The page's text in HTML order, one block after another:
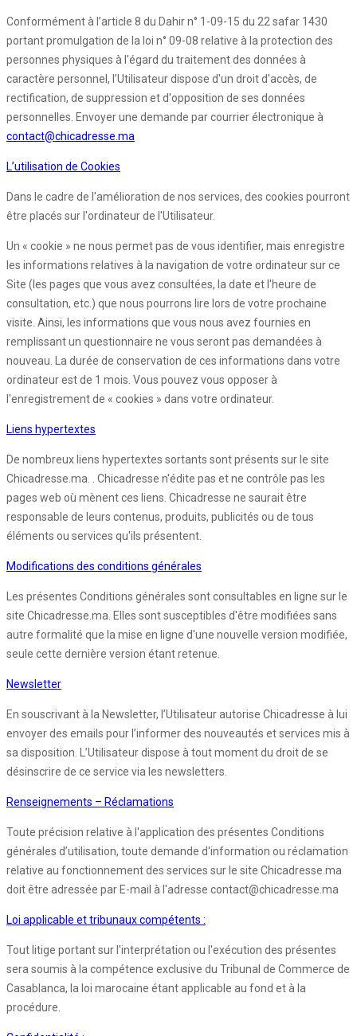
Conformément à l’article 8 du Dahir n° 1-09-15 du 22 safar 1430
portant promulgation de la loi n° 09-08 relative à la protection des
personnes physiques à l'égard du traitement des données à
caractère personnel, l’Utilisateur dispose d'un droit d'accès, de
rectification, de suppression et d'opposition de ses données
personnelles. Envoyer une demande par courrier électronique à
contact@chicadresse.ma
L’utilisation de Cookies
Dans le cadre de l'amélioration de nos services, des cookies pourront
être placés sur l'ordinateur de l'Utilisateur.
Un « cookie » ne nous permet pas de vous identifier, mais enregistre
les informations relatives à la navigation de votre ordinateur sur ce
Site (les pages que vous avez consultées, la date et l'heure de
consultation, etc.) que nous pourrons lire lors de votre prochaine
visite. Ainsi, les informations que vous nous avez fournies en
remplissant un questionnaire ne vous seront pas demandées à
nouveau. La durée de conservation de ces informations dans votre
ordinateur est de 1 mois. Vous pouvez vous opposer à
l'enregistrement de « cookies » dans votre ordinateur.
Liens hypertextes
De nombreux liens hypertextes sortants sont présents sur le site
Chicadresse.ma. . Chicadresse n'édite pas et ne contrôle pas les
pages web où mènent ces liens. Chicadresse ne saurait être
responsable de leurs contenus, produits, publicités ou de tous
éléments ou services qu'ils présentent.
Modifications des conditions générales
Les présentes Conditions générales sont consultables en ligne sur le
site Chicadresse.ma. Elles sont susceptibles d'être modifiées sans
autre formalité que la mise en ligne d'une nouvelle version modifiée,
seule cette dernière version étant retenue.
Newsletter
En souscrivant à la Newsletter, l’Utilisateur autorise Chicadresse à lui
envoyer des emails pour l’informer des nouveautés et services mis à
sa disposition. L’Utilisateur dispose à tout moment du droit de se
désinscrire de ce service via les newsletters.
Renseignements – Réclamations
Toute précision relative à l'application des présentes Conditions
générales d’utilisation, toute demande d'information ou réclamation
relative au fonctionnement des services sur le site Chicadresse.ma
doit être adressée par E-mail à l'adresse contact@chicadresse.ma
Loi applicable et tribunaux compétents :
Tout litige portant sur l'interprétation ou l'exécution des présentes
sera soumis à la compétence exclusive du Tribunal de Commerce de
Casablanca, la loi marocaine étant applicable au fond et à la
procédure.